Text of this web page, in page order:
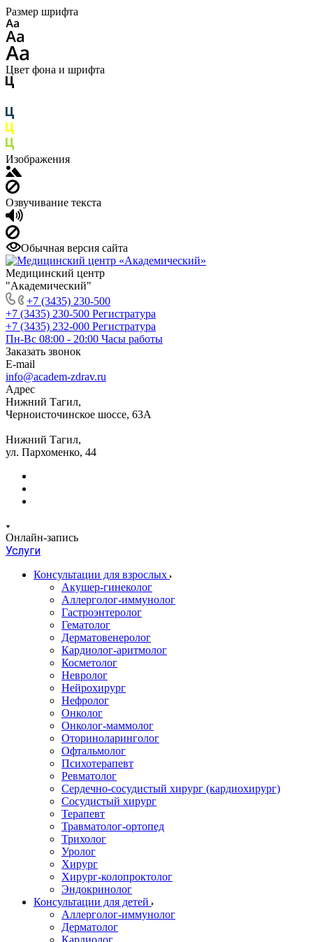
Размер шрифта
Цвет фона и шрифта
Изображения
Озвучивание текста
Обычная версия сайта
Медицинский центр
"Академический"
+7 (3435) 230-500
+7 (3435) 230-500 Регистратура
+7 (3435) 232-000 Регистратура
Пн-Вс 08:00 - 20:00 Часы работы
Заказать звонок
E-mail
info@academ-zdrav.ru
Адрес
Нижний Тагил,
Черноисточинское шоссе, 63А
Нижний Тагил,
ул. Пархоменко, 44
Онлайн-запись
Услуги
Консультации для взрослых
Акушер-гинеколог
Аллерголог-иммунолог
Гастроэнтеролог
Гематолог
Дерматовенеролог
Кардиолог-аритмолог
Косметолог
Невролог
Нейрохирург
Нефролог
Онколог
Онколог-маммолог
Оториноларинголог
Офтальмолог
Психотерапевт
Ревматолог
Сердечно-сосудистый хирург (кардиохирург)
Сосудистый хирург
Терапевт
Травматолог-ортопед
Трихолог
Уролог
Хирург
Хирург-колопроктолог
Эндокринолог
Консультации для детей
Аллерголог-иммунолог
Дерматолог
Кардиолог